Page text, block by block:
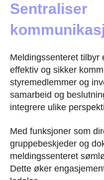
Sentraliser
Meldingssenteret tilbyr
effektiv og sikker
styremedlemmer og
samarbeid og
integrere ulike
Med funksjoner som
gruppebeskjeder og
meldingssenteret
Dette øker